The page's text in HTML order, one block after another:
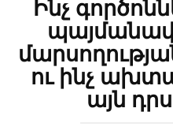
Ինչ
ու ինչ
այն